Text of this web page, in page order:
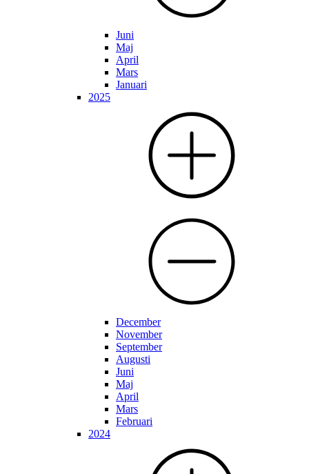
Juni
Maj
April
Mars
Januari
2025
December
November
September
Augusti
Juni
Maj
April
Mars
Februari
2024